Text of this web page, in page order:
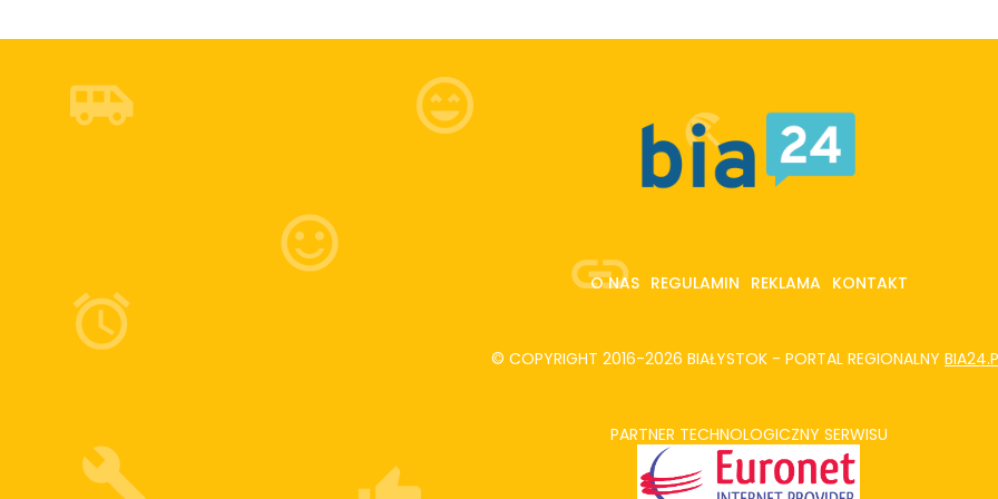
O NAS REGULAMIN REKLAMA KONTAKT
© COPYRIGHT 2016-2026 BIAŁYSTOK - PORTAL REGIONALNY
PARTNER TECHNOLOGICZNY SERWISU